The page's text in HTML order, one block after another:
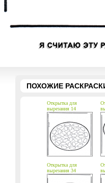
ПОХОЖИЕ
Открытка для
вырезания 14
Открытка для
вырезания 34